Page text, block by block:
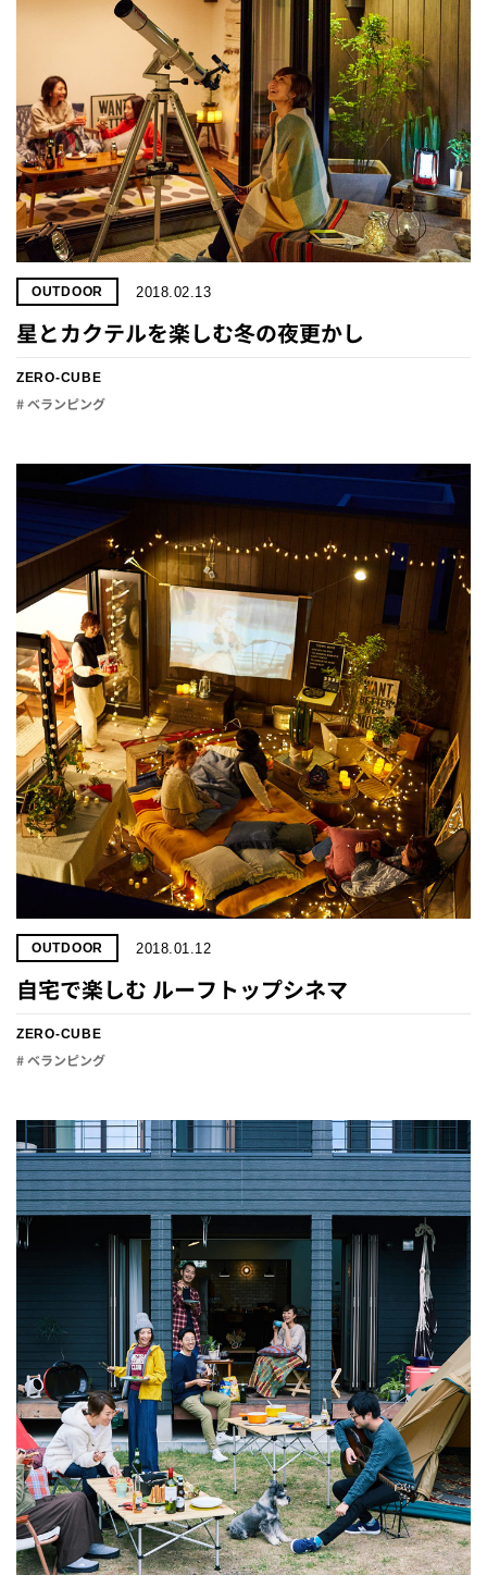
OUTDOOR 2018.02.13
星とカクテルを楽しむ冬の夜更かし
ZERO-CUBE
# ベランピング
OUTDOOR 2018.01.12
自宅で楽しむ ルーフトップシネマ
ZERO-CUBE
# ベランピング